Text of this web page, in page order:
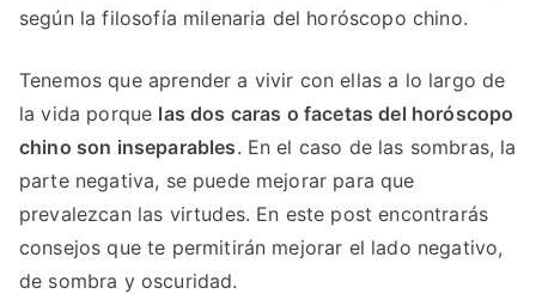
según la filosofía milenaria del horóscopo chino.
Tenemos que aprender a vivir con ellas a lo largo de
la vida porque las dos caras o facetas del horóscopo
chino son inseparables. En el caso de las sombras, la
parte negativa, se puede mejorar para que
prevalezcan las virtudes. En este post encontrarás
consejos que te permitirán mejorar el lado negativo,
de sombra y oscuridad.